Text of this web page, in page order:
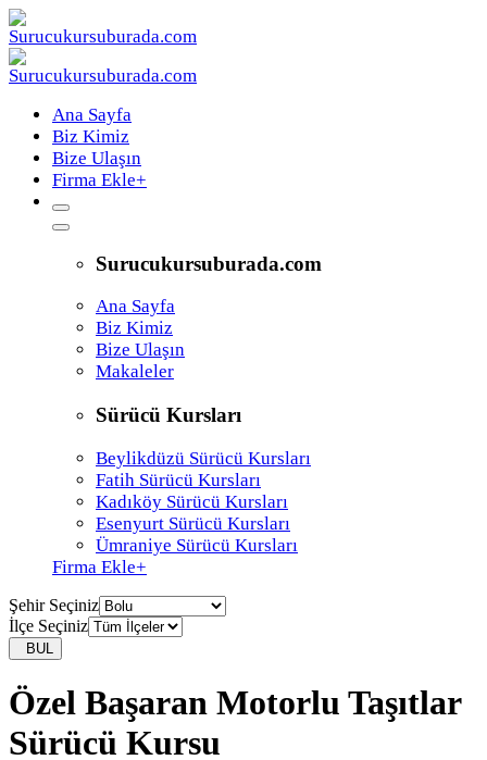
Ana Sayfa
Biz Kimiz
Bize Ulaşın
Firma Ekle+
Surucukursuburada.com
Ana Sayfa
Biz Kimiz
Bize Ulaşın
Makaleler
Sürücü Kursları
Beylikdüzü Sürücü Kursları
Fatih Sürücü Kursları
Kadıköy Sürücü Kursları
Esenyurt Sürücü Kursları
Ümraniye Sürücü Kursları
Firma Ekle+
Şehir Seçiniz
İlçe Seçiniz
BUL
Özel Başaran Motorlu Taşıtlar
Sürücü Kursu